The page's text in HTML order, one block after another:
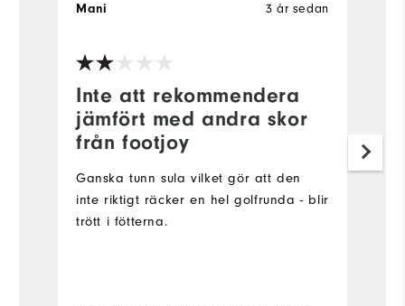
Inte att rekommendera
jämfört med andra skor
från footjoy
3 år sedan
Mani
Ganska tunn sula vilket gör att den
inte riktigt räcker en hel golfrunda - blir
trött i fötterna.